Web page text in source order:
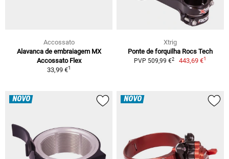
Accossato
Alavanca de embraiagem MX
Accossato Flex
33,99 €1
Xtrig
Ponte de forquilha Rocs Tech
PVP 509,99 €2 443,69 €1
NOVO NOVO